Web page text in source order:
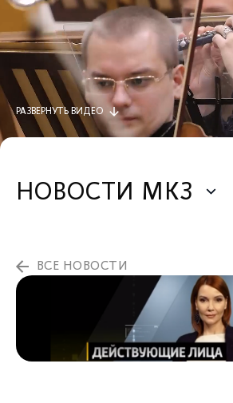
РАЗВЕРНУТЬ ВИДЕО
НОВОСТИ МКЗ
ВСЕ НОВОСТИ